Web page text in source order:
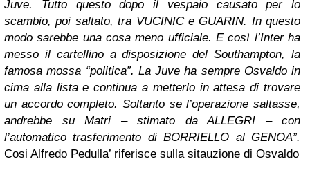
Juve. Tutto questo dopo il vespaio causato per lo
scambio, poi saltato, tra VUCINIC e GUARIN. In questo
modo sarebbe una cosa meno ufficiale. E così l’Inter ha
messo il cartellino a disposizione del Southampton, la
famosa mossa “politica”. La Juve ha sempre Osvaldo in
cima alla lista e continua a metterlo in attesa di trovare
un accordo completo. Soltanto se l’operazione saltasse,
andrebbe su Matri – stimato da ALLEGRI – con
l’automatico trasferimento di BORRIELLO al GENOA”.
Cosi Alfredo Pedulla’ riferisce sulla sitauzione di Osvaldo